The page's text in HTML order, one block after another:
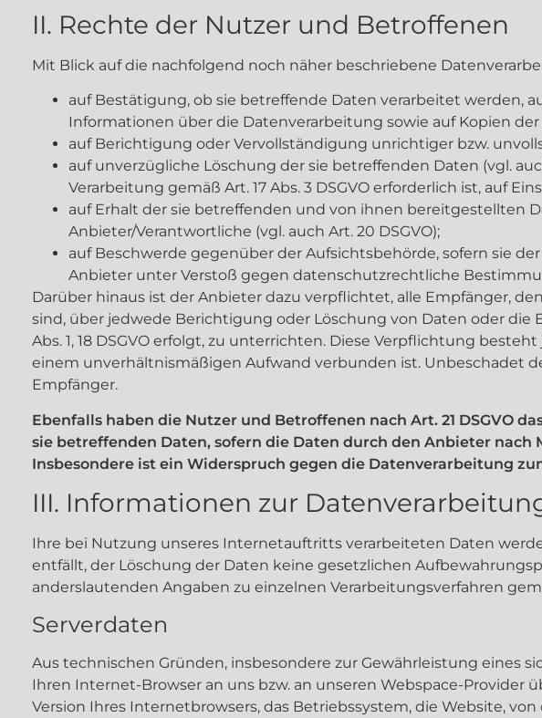
II. Rechte der Nutzer und Betroffenen
Mit Blick auf die nachfolgend noch näher beschriebene
auf Bestätigung, ob sie betreffende Daten verarbeitet werden,
Informationen über die Datenverarbeitung sowie auf Kopien der
auf Berichtigung oder Vervollständigung unrichtiger bzw.
auf unverzügliche Löschung der sie betreffenden Daten (vgl.
Verarbeitung gemäß Art. 17 Abs. 3 DSGVO erforderlich ist, auf
auf Erhalt der sie betreffenden und von ihnen bereitgestellten
Anbieter/Verantwortliche (vgl. auch Art. 20 DSGVO);
auf Beschwerde gegenüber der Aufsichtsbehörde, sofern sie
Anbieter unter Verstoß gegen datenschutzrechtliche
Darüber hinaus ist der Anbieter dazu verpflichtet, alle Empfänger,
sind, über jedwede Berichtigung oder Löschung von Daten oder die
Abs. 1, 18 DSGVO erfolgt, zu unterrichten. Diese Verpflichtung
einem unverhältnismäßigen Aufwand verbunden ist. Unbeschadet
Empfänger.
Ebenfalls haben die Nutzer und Betroffenen nach Art. 21 DSGVO
sie betreffenden Daten, sofern die Daten durch den Anbieter nach
Insbesondere ist ein Widerspruch gegen die Datenverarbeitung
III. Informationen zur
Ihre bei Nutzung unseres Internetauftritts verarbeiteten Daten
entfällt, der Löschung der Daten keine gesetzlichen
anderslautenden Angaben zu einzelnen Verarbeitungsverfahren
Serverdaten
Aus technischen Gründen, insbesondere zur Gewährleistung eines
Ihren Internet-Browser an uns bzw. an unseren Webspace-Provider
Version Ihres Internetbrowsers, das Betriebssystem, die Website,